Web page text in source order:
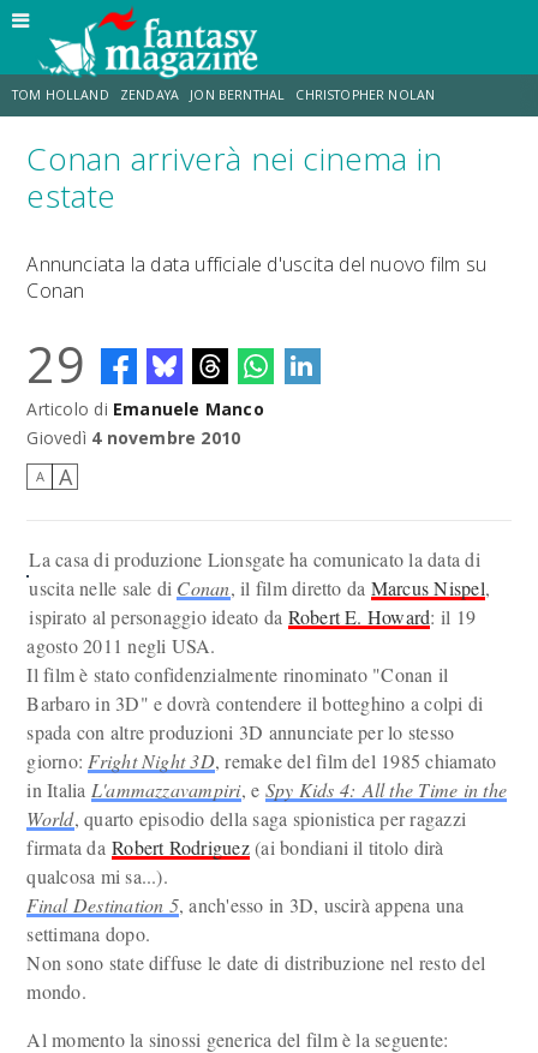
TOM HOLLAND ZENDAYA JON BERNTHAL CHRISTOPHER NOLAN
STRANIMONDI LUCCA COMICS & GAMES ODISSEA JACOB BATALON
Conan arriverà nei cinema in
estate
Annunciata la data ufficiale d'uscita del nuovo film su
Conan
29
Articolo di Emanuele Manco
Giovedì 4 novembre 2010
A A
La casa di produzione Lionsgate ha comunicato la data di
uscita nelle sale di Conan, il film diretto da Marcus Nispel,
ispirato al personaggio ideato da Robert E. Howard: il 19
agosto 2011 negli USA.
Il film è stato confidenzialmente rinominato "Conan il
Barbaro in 3D" e dovrà contendere il botteghino a colpi di
spada con altre produzioni 3D annunciate per lo stesso
giorno: Fright Night 3D, remake del film del 1985 chiamato
in Italia L'ammazzavampiri, e Spy Kids 4: All the Time in the
World, quarto episodio della saga spionistica per ragazzi
firmata daRobert Rodriguez(ai bondiani il titolo dirà
qualcosa mi sa...).
Final Destination 5, anch'esso in 3D, uscirà appena una
settimana dopo.
Non sono state diffuse le date di distribuzione nel resto del
mondo.
Al momento la sinossi generica del film è la seguente: